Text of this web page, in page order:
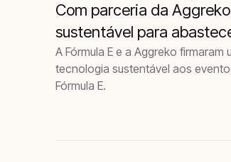
Com parceria da
sustentável para
A Fórmula E e a Aggreko
tecnologia sustentável aos
Fórmula E.